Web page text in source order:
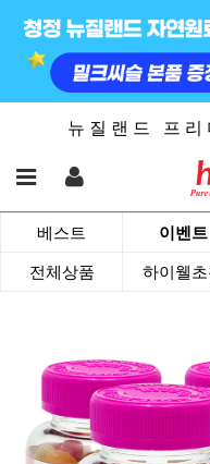
뉴 질 랜 드 프 리
베스트 이벤트
전체상품 하이웰초